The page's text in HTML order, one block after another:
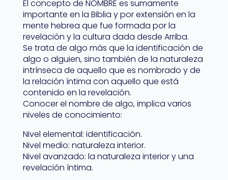
El concepto de NOMBRE es sumamente
importante en la Biblia y por extensión en la
mente hebrea que fue formada por la
revelación y la cultura dada desde Arriba.
Se trata de algo más que la identificación de
algo o alguien, sino también de la naturaleza
intrínseca de aquello que es nombrado y de
la relación íntima con aquello que está
contenido en la revelación.
Conocer el nombre de algo, implica varios
niveles de conocimiento:
Nivel elemental: identificación.
Nivel medio: naturaleza interior.
Nivel avanzado: la naturaleza interior y una
revelación íntima.